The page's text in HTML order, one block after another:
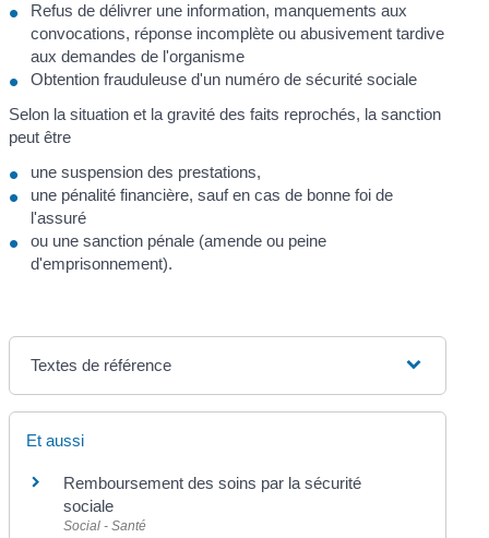
Refus de délivrer une information, manquements aux
convocations, réponse incomplète ou abusivement tardive
aux demandes de l'organisme
Obtention frauduleuse d'un numéro de sécurité sociale
Selon la situation et la gravité des faits reprochés, la sanction
peut être
une suspension des prestations,
une pénalité financière, sauf en cas de bonne foi de
l'assuré
ou une sanction pénale (amende ou peine
d'emprisonnement).
Textes de référence
Et aussi
Remboursement des soins par la sécurité
sociale
Social - Santé